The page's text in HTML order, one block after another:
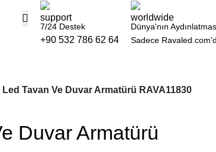
7/24 Destek
+90 532 786 62 64
Dünya'nın
Sadece
Led Tavan Ve Duvar Armatürü RAVA11830
Duvar Armatürü